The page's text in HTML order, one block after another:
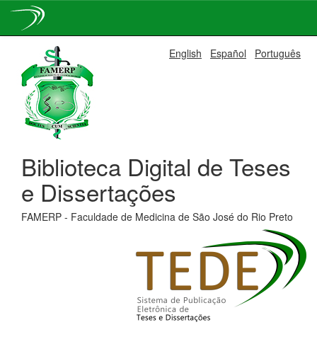
navigation
English Español Português
Biblioteca Digital de Teses
e Dissertações
FAMERP - Faculdade de Medicina de São José do Rio Preto